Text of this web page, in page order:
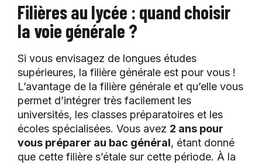
Filières au lycée : quand choisir
la voie générale ?
Si vous envisagez de longues études
supérieures, la filière générale est pour vous !
L’avantage de la filière générale et qu’elle vous
permet d’intégrer très facilement les
universités, les classes préparatoires et les
écoles spécialisées. Vous avez 2 ans pour
vous préparer au bac général, étant donné
que cette filière s’étale sur cette période. À la